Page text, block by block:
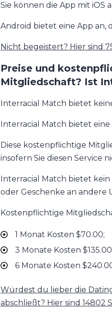
Sie können die App mit
Android bietet eine App an,
Nicht begeistert? Hier sind
Preise und
Mitgliedschaft? Ist
Interracial Match bietet
Interracial Match bietet
Diese kostenpflichtige
insofern Sie diesen Service
Interracial Match bietet
oder Geschenke an andere
Kostenpflichtige
1 Monat Kosten $70.00;
3 Monate Kosten
6 Monate Kosten
Würdest du lieber die
abschließt? Hier sind 14802